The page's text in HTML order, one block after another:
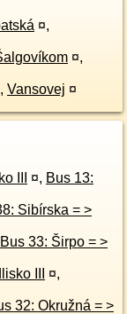
¤,
¤,
, Vansovej ¤
> Sídlisko III ¤, Bus 13:
Sibírska = >
Bus 33: Širpo = >
= > Sídlisko III ¤,
32: Okružná = >